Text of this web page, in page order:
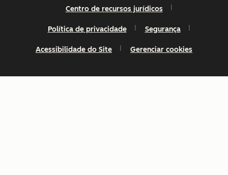
Centro de recursos jurídicos
Política de privacidade Segurança
Acessibilidade do Site Gerenciar cookies